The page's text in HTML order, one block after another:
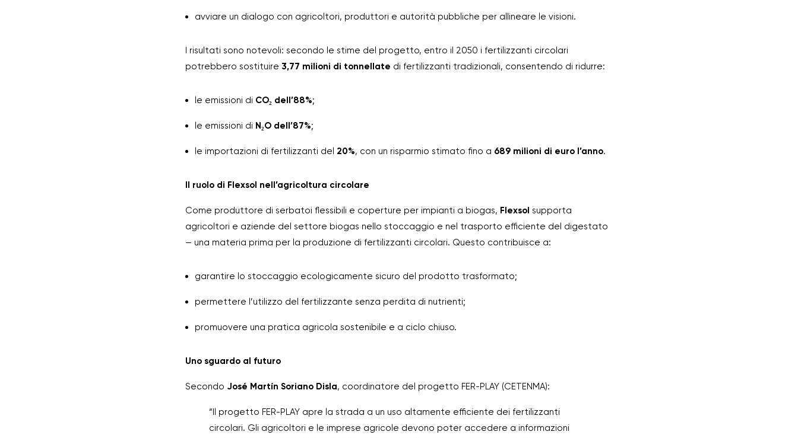
avviare un dialogo con agricoltori, produttori e autorità pubbliche per allineare le visioni.
I risultati sono notevoli: secondo le stime del progetto, entro il 2050 i fertilizzanti circolari
potrebbero sostituire 3,77 milioni di tonnellate di fertilizzanti tradizionali, consentendo di ridurre:
le emissioni di CO₂ dell’88%;
le emissioni di N₂O dell’87%;
le importazioni di fertilizzanti del 20%, con un risparmio stimato fino a 689 milioni di euro l’anno.
Il ruolo di Flexsol nell’agricoltura circolare
Come produttore di serbatoi flessibili e coperture per impianti a biogas, Flexsol supporta
agricoltori e aziende del settore biogas nello stoccaggio e nel trasporto efficiente del digestato
— una materia prima per la produzione di fertilizzanti circolari. Questo contribuisce a:
garantire lo stoccaggio ecologicamente sicuro del prodotto trasformato;
permettere l’utilizzo del fertilizzante senza perdita di nutrienti;
promuovere una pratica agricola sostenibile e a ciclo chiuso.
Uno sguardo al futuro
Secondo José Martín Soriano Disla, coordinatore del progetto FER-PLAY (CETENMA):
“Il progetto FER-PLAY apre la strada a un uso altamente efficiente dei fertilizzanti
circolari. Gli agricoltori e le imprese agricole devono poter accedere a informazioni